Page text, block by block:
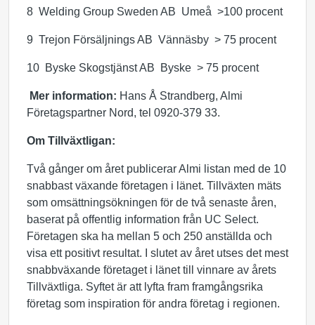
8 Welding Group Sweden AB Umeå >100 procent
9 Trejon Försäljnings AB Vännäsby > 75 procent
10 Byske Skogstjänst AB Byske > 75 procent
Mer information: Hans Å Strandberg, Almi
Företagspartner Nord, tel 0920-379 33.
Om Tillväxtligan:
Två gånger om året publicerar Almi listan med de 10
snabbast växande företagen i länet. Tillväxten mäts
som omsättningsökningen för de två senaste åren,
baserat på offentlig information från UC Select.
Företagen ska ha mellan 5 och 250 anställda och
visa ett positivt resultat. I slutet av året utses det mest
snabbväxande företaget i länet till vinnare av årets
Tillväxtliga. Syftet är att lyfta fram framgångsrika
företag som inspiration för andra företag i regionen.